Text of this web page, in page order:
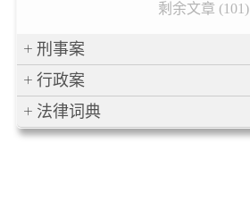
剩余文章 (101)
刑事案
行政案
法律词典